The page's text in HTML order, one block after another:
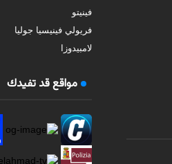
فينيتو
فريولي فينيسيا جوليا
لامبيدوزا
مواقع قد تفيدك